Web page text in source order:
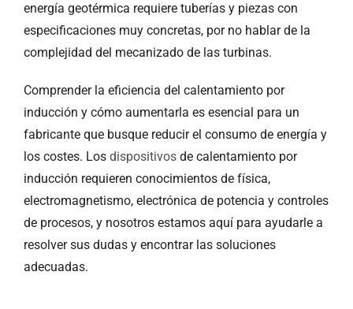
energía geotérmica requiere tuberías y piezas con
especificaciones muy concretas, por no hablar de la
complejidad del mecanizado de las turbinas.
Comprender la eficiencia del calentamiento por
inducción y cómo aumentarla es esencial para un
fabricante que busque reducir el consumo de energía y
los costes. Los dispositivosde calentamiento por
inducción requieren conocimientos de física,
electromagnetismo, electrónica de potencia y controles
de procesos, y nosotros estamos aquí para ayudarle a
resolver sus dudas y encontrar las soluciones
adecuadas.